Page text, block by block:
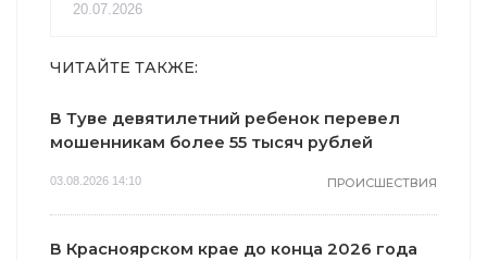
20.07.2026
ЧИТАЙТЕ ТАКЖЕ:
В Туве девятилетний ребенок перевел
мошенникам более 55 тысяч рублей
03.08.2026 14:10 ПРОИСШЕСТВИЯ
В Красноярском крае до конца 2026 года